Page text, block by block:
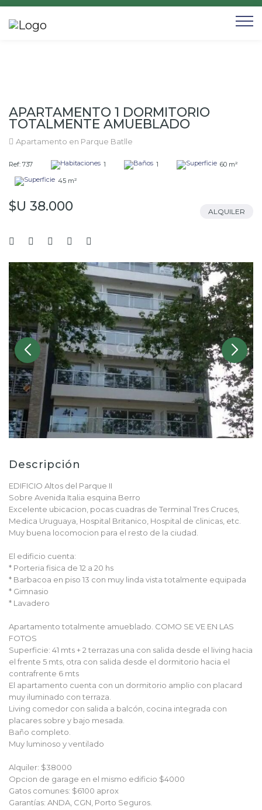
APARTAMENTO 1 DORMITORIO
TOTALMENTE AMUEBLADO
Apartamento en Parque Batlle
Ref: 737 1 1 60 m²
45 m²
$U 38.000 ALQUILER
Descripción
EDIFICIO Altos del Parque II
Sobre Avenida Italia esquina Berro
Excelente ubicacion, pocas cuadras de Terminal Tres Cruces,
Medica Uruguaya, Hospital Britanico, Hospital de clinicas, etc.
Muy buena locomocion para el resto de la ciudad.
El edificio cuenta:
* Porteria fisica de 12 a 20 hs
* Barbacoa en piso 13 con muy linda vista totalmente equipada
* Gimnasio
* Lavadero
Apartamento totalmente amueblado. COMO SE VE EN LAS
FOTOS
Superficie: 41 mts + 2 terrazas una con salida desde el living hacia
el frente 5 mts, otra con salida desde el dormitorio hacia el
contrafrente 6 mts
El apartamento cuenta con un dormitorio amplio con placard
muy iluminado con terraza.
Living comedor con salida a balcón, cocina integrada con
placares sobre y bajo mesada.
Baño completo.
Muy luminoso y ventilado
Alquiler: $38000
Opcion de garage en el mismo edificio $4000
Gatos comunes: $6100 aprox
Garantías: ANDA, CGN, Porto Seguros.